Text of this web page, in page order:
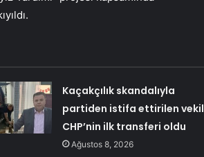
Kaçakçılık skandalıyla
partiden istifa ettirilen vekil
CHP’nin ilk transferi oldu
Ağustos 8, 2026